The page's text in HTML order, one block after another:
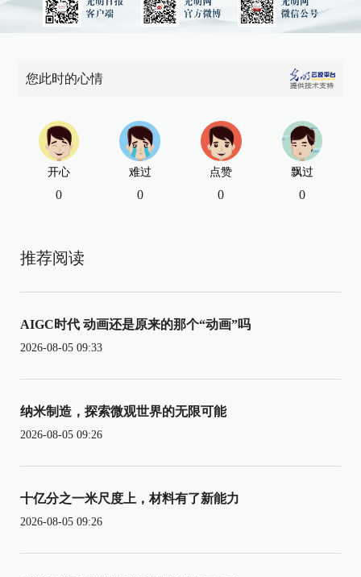
您此时的心情
开心
0
难过
0
点赞
0
飘过
0
推荐阅读
AIGC时代 动画还是原来的那个“动画”吗
2026-08-05 09:33
纳米制造，探索微观世界的无限可能
2026-08-05 09:26
十亿分之一米尺度上，材料有了新能力
2026-08-05 09:26